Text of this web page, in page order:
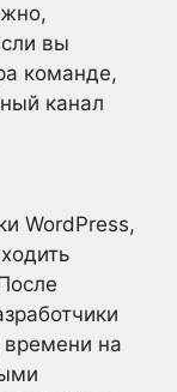
вы
команде,
канал
WordPress,
времени на